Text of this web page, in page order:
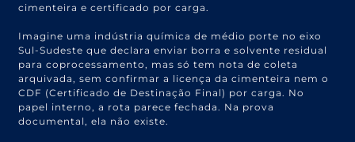
cimenteira e certificado por carga.
Imagine uma indústria química de médio porte no eixo
Sul-Sudeste que declara enviar borra e solvente residual
para coprocessamento, mas só tem nota de coleta
arquivada, sem confirmar a licença da cimenteira nem o
CDF (Certificado de Destinação Final) por carga. No
papel interno, a rota parece fechada. Na prova
documental, ela não existe.